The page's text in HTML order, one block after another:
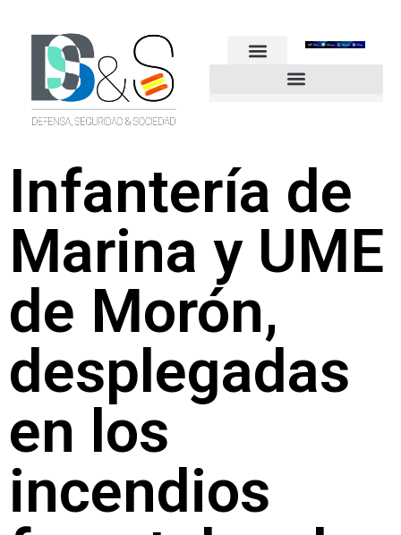
Infantería de
Marina y UME
de Morón,
desplegadas
en los
incendios